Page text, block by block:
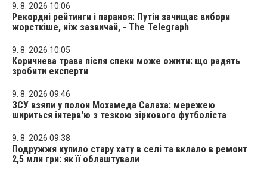
9. 8. 2026 10:06
Рекордні рейтинги і параноя: Путін зачищає вибори
жорсткіше, ніж зазвичай, - The Telegraph
9. 8. 2026 10:05
Коричнева трава після спеки може ожити: що радять
зробити експерти
9. 8. 2026 09:46
ЗСУ взяли у полон Мохамеда Салаха: мережею
шириться інтерв'ю з тезкою зіркового футболіста
9. 8. 2026 09:38
Подружжя купило стару хату в селі та вклало в ремонт
2,5 млн грн: як її облаштували